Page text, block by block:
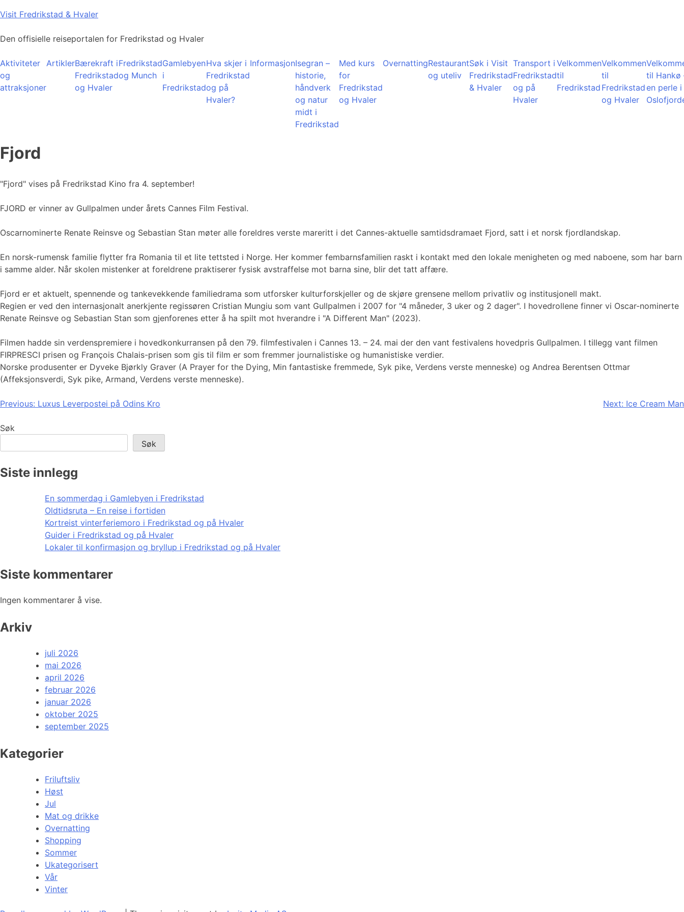
Skip
content
Visit Fredrikstad & Hvaler
Den offisielle reiseportalen for Fredrikstad og Hvaler
Aktiviteter
og
attraksjoner
ArtiklerBærekraft i
Fredrikstad
og Hvaler
Fredrikstad
og Munch
Gamlebyen
i
Fredrikstad
Hva skjer i
Fredrikstad
og på
Hvaler?
InformasjonIsegran –
historie,
håndverk
og natur
midt i
Fredrikstad
Med kurs
for
Fredrikstad
og Hvaler
OvernattingRestaurant
og uteliv
Søk i Visit
Fredrikstad
& Hvaler
Transport i
Fredrikstad
og på
Hvaler
Velkommen
til
Fredrikstad
Velkommen
til
Fredrikstad
og Hvaler
til Hankø
en perle i
Fjord
"Fjord" vises på Fredrikstad Kino fra 4. september!
FJORD er vinner av Gullpalmen under årets Cannes Film Festival.
Oscarnominerte Renate Reinsve og Sebastian Stan møter alle foreldres verste mareritt i det Cannes-aktuelle samtidsdramaet Fjord, satt i et norsk fjordlandskap.
En norsk-rumensk familie flytter fra Romania til et lite tettsted i Norge. Her kommer fembarnsfamilien raskt i kontakt med den lokale menigheten og med naboene, som har barn
i samme alder. Når skolen mistenker at foreldrene praktiserer fysisk avstraffelse mot barna sine, blir det tatt affære.
Fjord er et aktuelt, spennende og tankevekkende familiedrama som utforsker kulturforskjeller og de skjøre grensene mellom privatliv og institusjonell makt.
Regien er ved den internasjonalt anerkjente regissøren Cristian Mungiu som vant Gullpalmen i 2007 for "4 måneder, 3 uker og 2 dager". I hovedrollene finner vi Oscar-nominerte
Renate Reinsve og Sebastian Stan som gjenforenes etter å ha spilt mot hverandre i "A Different Man" (2023).
Filmen hadde sin verdenspremiere i hovedkonkurransen på den 79. filmfestivalen i Cannes 13. – 24. mai der den vant festivalens hovedpris Gullpalmen. I tillegg vant filmen
FIRPRESCI prisen og François Chalais-prisen som gis til film er som fremmer journalistiske og humanistiske verdier.
Norske produsenter er Dyveke Bjørkly Graver (A Prayer for the Dying, Min fantastiske fremmede, Syk pike, Verdens verste menneske) og Andrea Berentsen Ottmar
(Affeksjonsverdi, Syk pike, Armand, Verdens verste menneske).
Innleggsnavigasjon
Previous: Luxus Leverpostei på Odins Kro Next: Ice Cream Man
Søk
Søk
Siste innlegg
En sommerdag i Gamlebyen i Fredrikstad
Oldtidsruta – En reise i fortiden
Kortreist vinterferiemoro i Fredrikstad og på Hvaler
Guider i Fredrikstad og på Hvaler
Lokaler til konfirmasjon og bryllup i Fredrikstad og på Hvaler
Siste kommentarer
Ingen kommentarer å vise.
Arkiv
juli 2026
mai 2026
april 2026
februar 2026
januar 2026
oktober 2025
september 2025
Kategorier
Friluftsliv
Høst
Jul
Mat og drikke
Overnatting
Shopping
Sommer
Ukategorisert
Vår
Vinter